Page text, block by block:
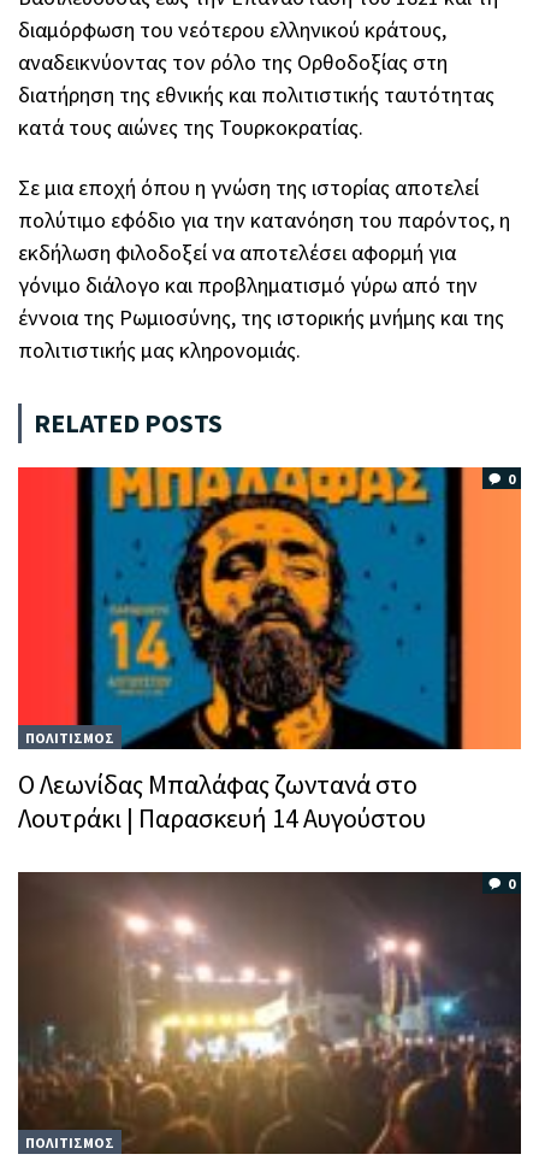
διαμόρφωση του νεότερου ελληνικού κράτους,
αναδεικνύοντας τον ρόλο της Ορθοδοξίας στη
διατήρηση της εθνικής και πολιτιστικής ταυτότητας
κατά τους αιώνες της Τουρκοκρατίας.
Σε μια εποχή όπου η γνώση της ιστορίας αποτελεί
πολύτιμο εφόδιο για την κατανόηση του παρόντος, η
εκδήλωση φιλοδοξεί να αποτελέσει αφορμή για
γόνιμο διάλογο και προβληματισμό γύρω από την
έννοια της Ρωμιοσύνης, της ιστορικής μνήμης και της
πολιτιστικής μας κληρονομιάς.
RELATED POSTS
0
ΠΟΛΙΤΙΣΜΟΣ
Ο Λεωνίδας Μπαλάφας ζωντανά στο
Λουτράκι | Παρασκευή 14 Αυγούστου
0
ΠΟΛΙΤΙΣΜΟΣ